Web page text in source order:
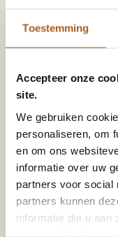
Toestemming
Accepteer onze
site.
We gebruiken
personaliseren, om
en om ons
informatie over uw
partners voor social
partners kunnen
informatie die u aan
komen rechtstreeks uit
ze een prachtig geleefd
Specificaties
Size
Afmeting (HxBxD)
Materiaal
Kleur